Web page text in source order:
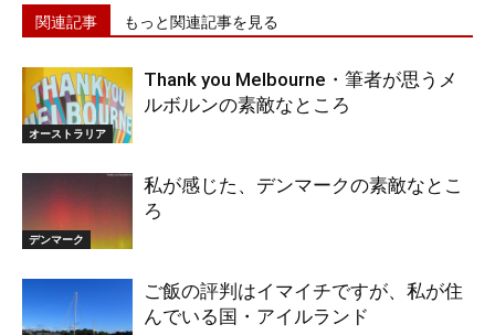
関連記事 もっと関連記事を見る
オーストラリア
Thank you Melbourne・筆者が思うメ
ルボルンの素敵なところ
デンマーク
私が感じた、デンマークの素敵なとこ
ろ
ご飯の評判はイマイチですが、私が住
んでいる国・アイルランド